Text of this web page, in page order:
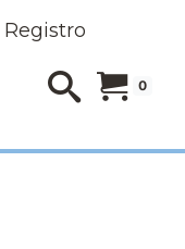
Registro
0